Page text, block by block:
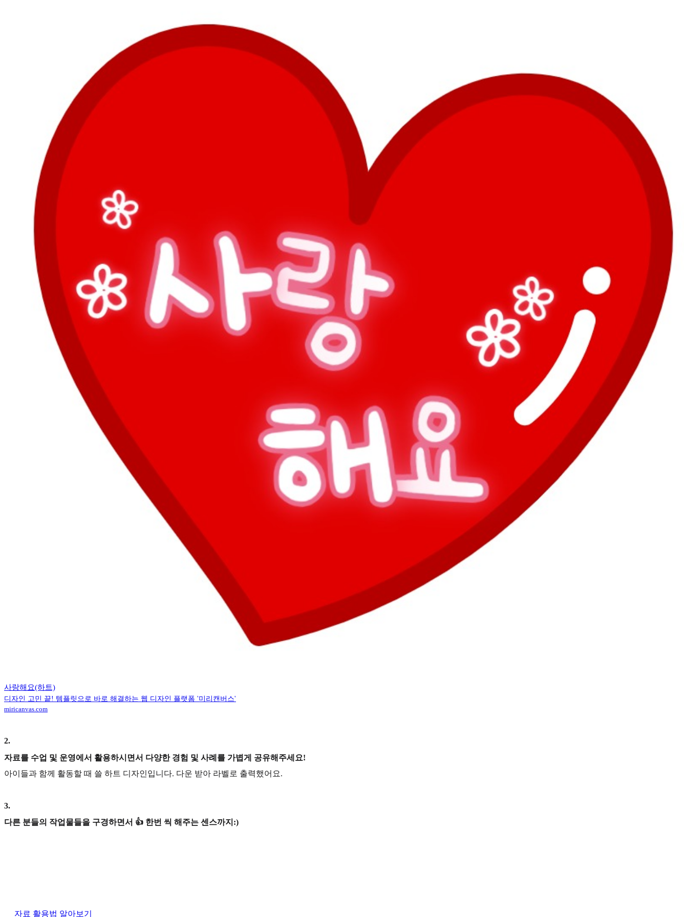
사랑해요(하트)
디자인 고민 끝! 템플릿으로 바로 해결하는 웹 디자인 플랫폼 '미리캔버스'
miricanvas.com
2.
자료를 수업 및 운영에서 활용하시면서 다양한 경험 및 사례를 가볍게 공유해주세요!
아이들과 함께 활동할 때 쓸 하트 디자인입니다. 다운 받아 라벨로 출력했어요.
3.
다른 분들의 작업물들을 구경하면서 👍 한번 씩 해주는 센스까지:)
자료 활용법 알아보기